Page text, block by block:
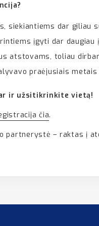
siekiantiems dar giliau
įgyti dar
atstovams, toliau
praėjusiais
ir užsitikrinkite vietą!
čia.
partnerystė – raktas į